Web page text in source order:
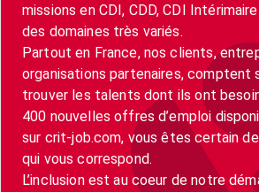
missions en CDI, CDD, CDI
des domaines très variés.
Partout en France, nos clients,
organisations partenaires, comptent
trouver les talents dont ils ont
400 nouvelles offres d’emploi
sur crit-job.com, vous êtes certain
qui vous correspond.
L’inclusion est au coeur de notre